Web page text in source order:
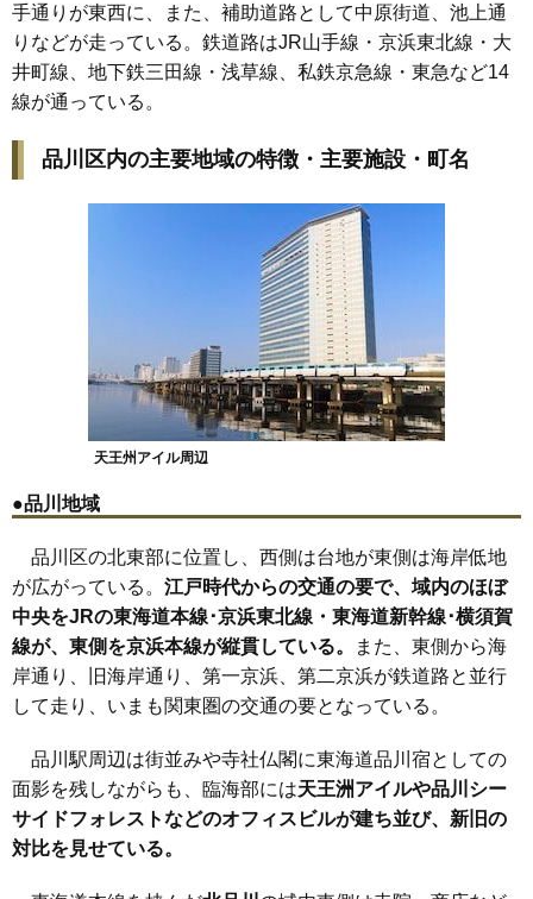
手通りが東西に、また、補助道路として中原街道、池上通
りなどが走っている。鉄道路はJR山手線・京浜東北線・大
井町線、地下鉄三田線・浅草線、私鉄京急線・東急など14
線が通っている。
品川区内の主要地域の特徴・主要施設・町名
天王州アイル周辺
●品川地域
品川区の北東部に位置し、西側は台地が東側は海岸低地
が広がっている。 江戸時代からの交通の要で、域内のほぼ
中央をJRの東海道本線･京浜東北線・東海道新幹線･横須賀
線が、東側を京浜本線が縦貫している。
また、東側から海
岸通り、旧海岸通り、第一京浜、第二京浜が鉄道路と並行
して走り、いまも関東圏の交通の要となっている。
品川駅周辺は街並みや寺社仏閣に東海道品川宿としての
面影を残しながらも、臨海部には天王洲アイルや品川シー
サイドフォレストなどのオフィスビルが建ち並び、新旧の
対比を見せている。